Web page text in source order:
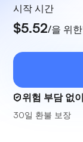
시작 시간
$5.52/을 위
위험 부담 없
30일 환불 보장